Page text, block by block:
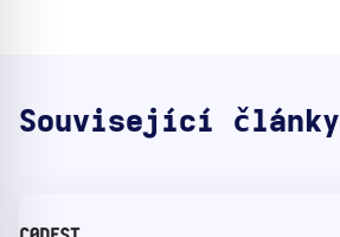
Související články